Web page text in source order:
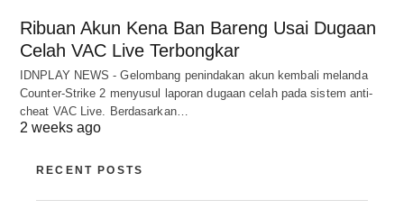
Ribuan Akun Kena Ban Bareng Usai Dugaan
Celah VAC Live Terbongkar
IDNPLAY NEWS - Gelombang penindakan akun kembali melanda
Counter-Strike 2 menyusul laporan dugaan celah pada sistem anti-
cheat VAC Live. Berdasarkan…
2 weeks ago
RECENT POSTS